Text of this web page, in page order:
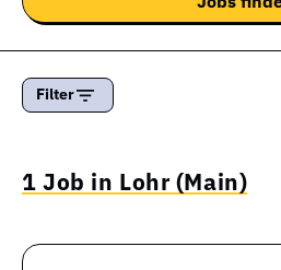
Filter
1 Job in Lohr (Main)